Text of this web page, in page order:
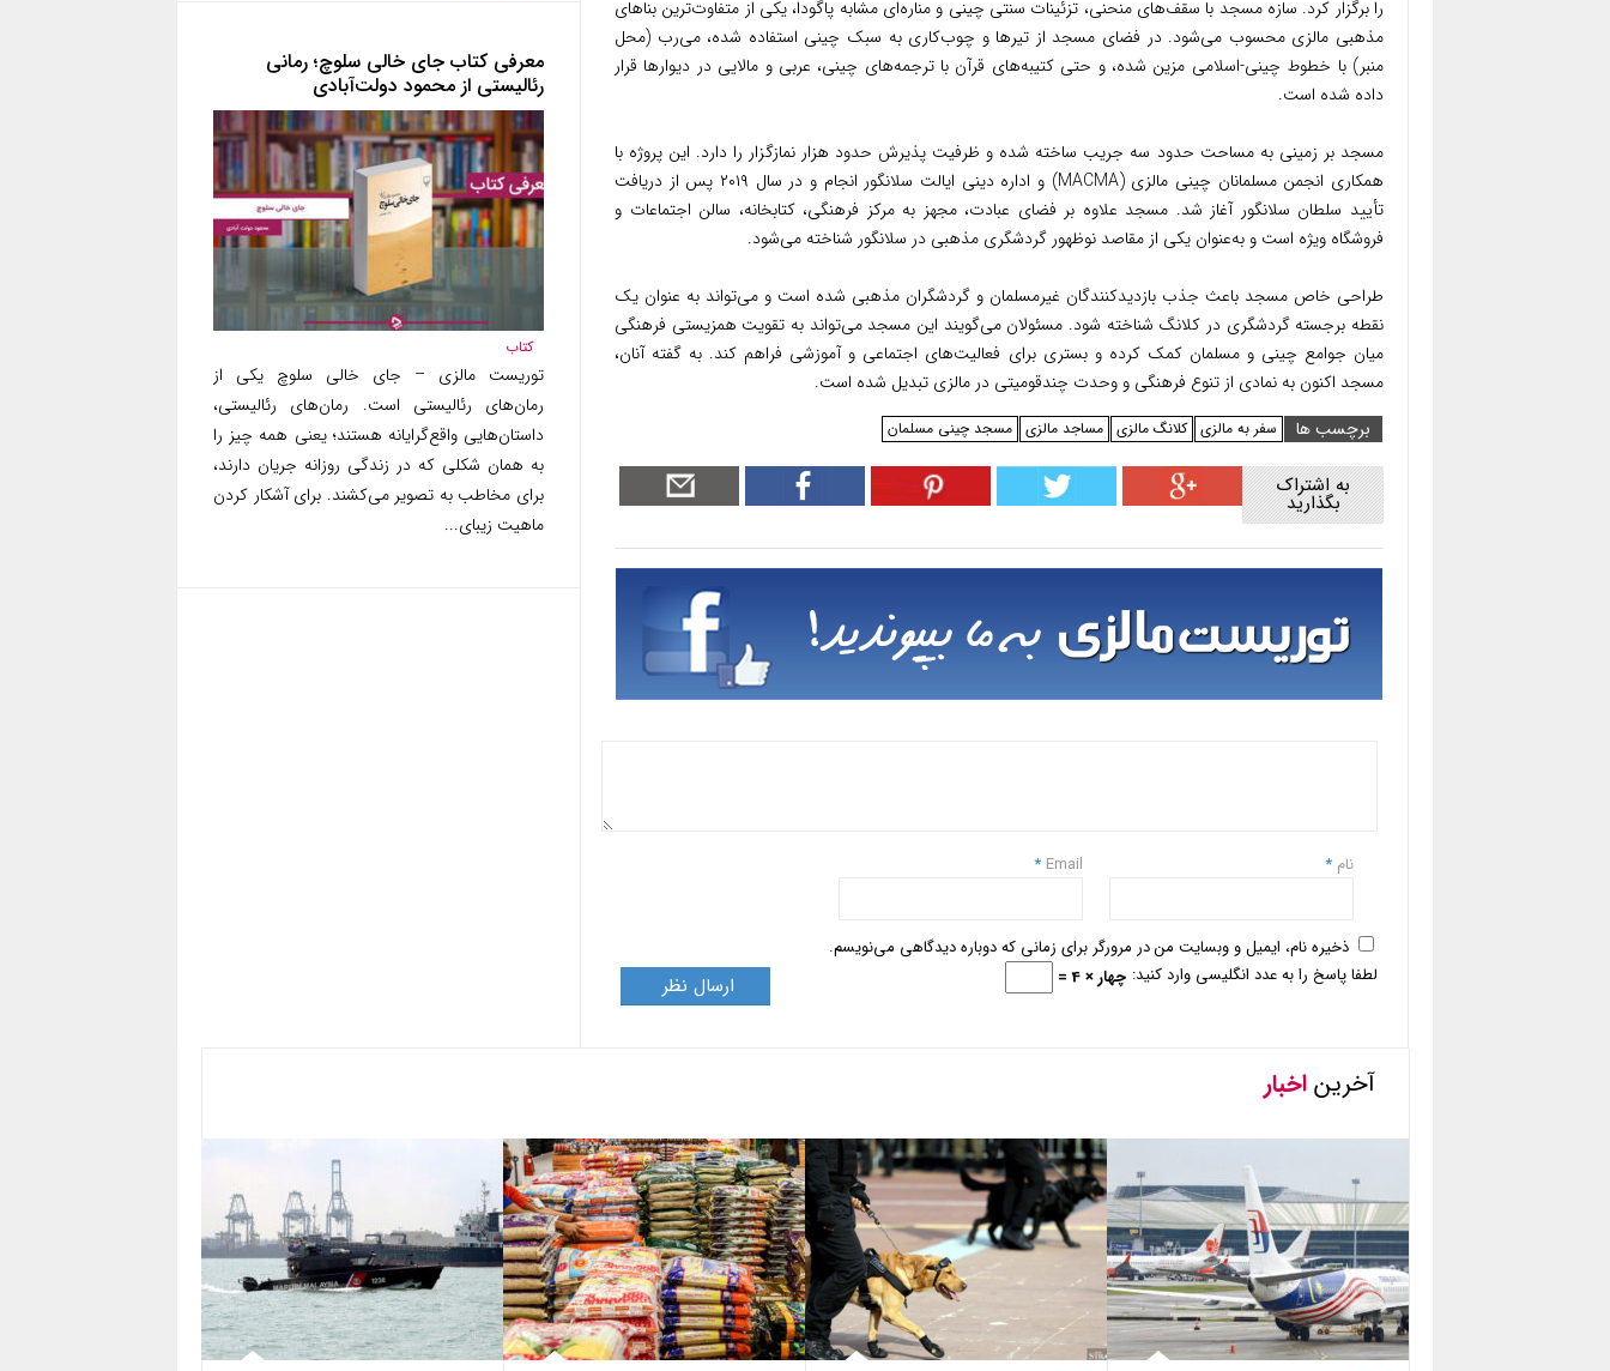
را برگزار کرد. سازه مسجد با سقف‌های منحنی، تزئینات سنتی چینی و مناره‌ای مشابه پاگودا، یکی از متفاوت‌ترین بناهای
مذهبی مالزی محسوب می‌شود. در فضای مسجد از تیرها و چوب‌کاری به سبک چینی استفاده شده، می‌رب (محل
منبر) با خطوط چینی-اسلامی مزین شده، و حتی کتیبه‌های قرآن با ترجمه‌های چینی، عربی و مالایی در دیوارها قرار
داده شده است.
مسجد بر زمینی به مساحت حدود سه جریب ساخته شده و ظرفیت پذیرش حدود هزار نمازگزار را دارد. این پروژه با
همکاری انجمن مسلمانان چینی مالزی (MACMA) و اداره دینی ایالت سلانگور انجام و در سال ۲۰۱۹ پس از دریافت
تأیید سلطان سلانگور آغاز شد. مسجد علاوه بر فضای عبادت، مجهز به مرکز فرهنگی، کتابخانه، سالن اجتماعات و
فروشگاه ویژه است و به‌عنوان یکی از مقاصد نوظهور گردشگری مذهبی در سلانگور شناخته می‌شود.
طراحی خاص مسجد باعث جذب بازدیدکنندگان غیرمسلمان و گردشگران مذهبی شده است و می‌تواند به عنوان یک
نقطه برجسته گردشگری در کلانگ شناخته شود. مسئولان می‌گویند این مسجد می‌تواند به تقویت همزیستی فرهنگی
میان جوامع چینی و مسلمان کمک کرده و بستری برای فعالیت‌های اجتماعی و آموزشی فراهم کند. به گفته آنان،
مسجد اکنون به نمادی از تنوع فرهنگی و وحدت چندقومیتی در مالزی تبدیل شده است.
برچسب ها
سفر به مالزی کلانگ مالزی مساجد مالزی مسجد چینی مسلمان
به اشتراک
بگذارید
نام *
Email
*
ذخیره نام، ایمیل و وبسایت من در مرورگر برای زمانی که دوباره دیدگاهی می‌نویسم.
لطفا پاسخ را به عدد انگلیسی وارد کنید: چهار × 4 =
معرفی کتاب جای خالی سلوچ؛ رمانی
رئالیستی از محمود دولت‌آبادی
کتاب
توریست مالزی – جای خالی سلوچ یکی از
رمان‌های رئالیستی است. رمان‌های رئالیستی،
داستان‌هایی واقع‌گرایانه هستند؛ یعنی همه چیز را
به همان شکلی که در زندگی روزانه جریان دارند،
برای مخاطب به تصویر می‌کشند. برای آشکار کردن
ماهیت زیبای...
آخریناخبار